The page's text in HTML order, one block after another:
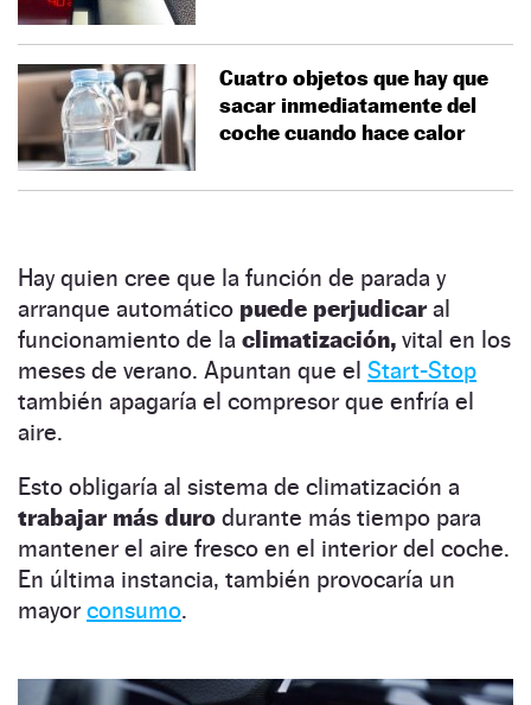
Cuatro objetos que hay que
sacar inmediatamente del
coche cuando hace calor
Hay quien cree que la función de parada y
arranque automático puede perjudicaral
funcionamiento de la climatización, vital en los
meses de verano. Apuntan que el Start-Stop
también apagaría el compresor que enfría el
aire.
Esto obligaría al sistema de climatización a
trabajar más duro durante más tiempo para
mantener el aire fresco en el interior del coche.
En última instancia, también provocaría un
mayor consumo.